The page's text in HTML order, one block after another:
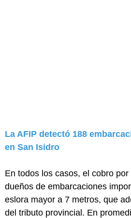
La AFIP detectó 188
en San Isidro
En todos los casos, el cobro
dueños de embarcaciones
eslora mayor a 7 metros, que
del tributo provincial. En